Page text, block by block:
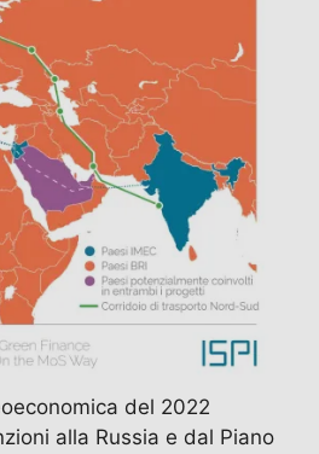
del 2022
alla Russia e dal Piano